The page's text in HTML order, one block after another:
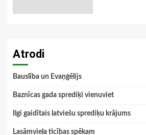
Atrodi
Bauslība un Evaņģēlijs
Baznīcas gada sprediķi vienuviet
Ilgi gaidītais latviešu sprediķu krājums
Lasāmviela ticības spēkam